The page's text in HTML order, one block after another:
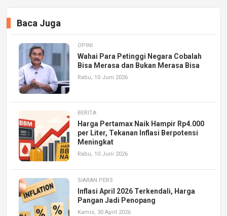
Baca Juga
OPINI
Wahai Para Petinggi Negara Cobalah
Bisa Merasa dan Bukan Merasa Bisa
Rabu, 10 Juni 2026
BERITA
Harga Pertamax Naik Hampir Rp4.000
per Liter, Tekanan Inflasi Berpotensi
Meningkat
Rabu, 10 Juni 2026
SIARAN PERS
Inflasi April 2026 Terkendali, Harga
Pangan Jadi Penopang
Kamis, 30 April 2026